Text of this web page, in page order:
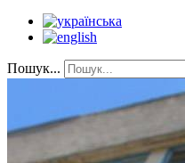
Пошук...